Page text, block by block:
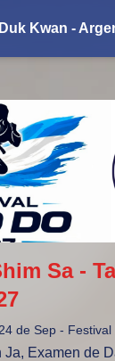
Kwan -
Sa -
de Sep -
Ja, Examen de